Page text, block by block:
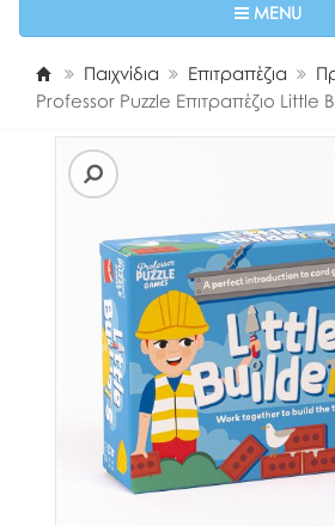
MENU
Παιχνίδια Επιτραπέζια
Professor Puzzle Επιτραπέζιο Little